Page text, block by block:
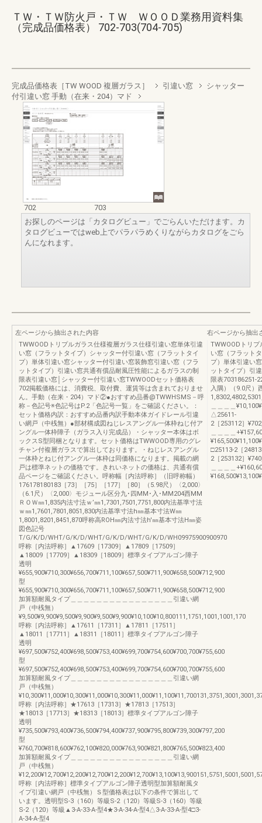
ＴＷ・ＴＷ防火戸・ＴＷ ＷＯＯＤ業務用資料集
（完成品価格表） 702-703(704-705)
完成品価格表［TW WOOD 複層ガラス］ 引違い窓
シャッター
付引違い窓 手動（在来・204）マド
702
703
お探しのページは「カタログビュー」でごらんいただけます。カ
タログビューではweb上でパラパラめくりながらカタログをごら
んになれます。
左ページから抽出された内容
TWWOODトリプルガラス仕様複層ガラス仕様引違い窓単体引違
い窓（フラットタイプ）シャッター付引違い窓（フラットタイ
プ）単体引違い窓シャッター付引違い窓装飾窓引違い窓（フラ
ットタイプ）引違い窓共通有償品耐風圧性能によるガラスの制
限表引違い窓│シャッター付引違い窓TWWOODセット価格表
702掲載価格には、消費税、取付費、運賃等は含まれておりませ
ん。手動（在来・204）マド②●おすすめ品番@TWWHSMS－呼
称－色記号※色記号はP.2「色記号一覧」をご確認ください。：
セット価格内訳：おすすめ品番内訳手動本体ガイドレール引違
い網戸（中桟無）●部材構成図ねじレスアングル一体枠ねじ付ア
ングル一体枠障子（ガラス入り完成品）・シャッター本体はボ
ックスS型同梱となります。セット価格はTWWOOD専用のグレ
チャン付複層ガラスで算出しております。・ねじレスアングル
一体枠とねじ付アングル一体枠は同価格になります。掲載の網
戸は標準ネットの価格です。きれいネットの価格は、共通有償
品ページをご確認ください。呼称幅［内法呼称］（旧呼称幅）
176178180183［73］［75］［177］［80］（5.98尺）〈2,000〉
（6.1尺）〈2,000〉モジュール区分九･四MM･入･MM204西MM
ＲＯＷ㎜1,835内法寸法ｗ’㎜1,7301,7501,7751,800内法基準寸法
ｗ㎜1,7601,7801,8051,830内法基準寸法h㎜基本寸法W㎜
1,8001,8201,8451,870呼称高ROH㎜内法寸法h'㎜基本寸法H㎜姿
図色記号
T/G/K/D/WHT/G/K/D/WHT/G/K/D/WHT/G/K/D/WH09975900900970
呼称［内法呼称］▲17609［17309］▲17809［17509］
▲18009［17709］▲18309［18009］標準タイプアルゴン障子
透明
¥655,900¥710,300¥656,700¥711,100¥657,500¥711,900¥658,500¥712,900
型
¥655,900¥710,300¥656,700¥711,100¥657,500¥711,900¥658,500¥712,900
加算額耐風タイプ＿＿＿＿＿＿＿＿＿＿＿＿＿＿＿＿引違い網
戸（中桟無）
¥9,500¥9,900¥9,500¥9,900¥9,500¥9,900¥10,100¥10,800111,1751,1001,1001,170
呼称［内法呼称］▲17611［17311］▲17811［17511］
▲18011［17711］▲18311［18011］標準タイプアルゴン障子
透明
¥697,500¥752,400¥698,500¥753,400¥699,700¥754,600¥700,700¥755,600
型
¥697,500¥752,400¥698,500¥753,400¥699,700¥754,600¥700,700¥755,600
加算額耐風タイプ＿＿＿＿＿＿＿＿＿＿＿＿＿＿＿＿引違い網
戸（中桟無）
呼称［内法呼称］★17613［17313］★17813［17513］
★18013［17713］★18313［18013］標準タイプアルゴン障子
透明
¥735,500¥793,400¥736,500¥794,400¥737,900¥795,800¥739,300¥797,200
型
¥760,700¥818,600¥762,100¥820,000¥763,900¥821,800¥765,500¥823,400
加算額耐風タイプ＿＿＿＿＿＿＿＿＿＿＿＿＿＿＿＿引違い網
戸（中桟無）
呼称［内法呼称］標準タイプアルゴン障子透明型加算額耐風タ
イプ引違い網戸（中桟無）Ｓ型価格表は以下の条件で算出して
います。透明型S-3（160）等級S-2（120）等級S-3（160）等級
S-2（120）等級▲3-A-33-A-型4★3-A-34-A-型4△3-A-33-A-型4□3-
A-34-A-型4
右ページから抽出
TWWOODトリ
い窓（フラット
プ）単体引違い
ットタイプ）引
限表703186251-
入隅）（9.0尺）
＿＿＿＿
△25611-
2［253112］
＿＿＿＿
□25113-2［
2［253132］
＿＿＿＿